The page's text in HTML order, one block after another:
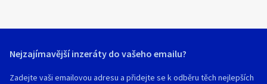
Nejzajímavější inzeráty do vašeho emailu?
Zadejte vaši emailovou adresu a přidejte se k odběru těch nejlepších